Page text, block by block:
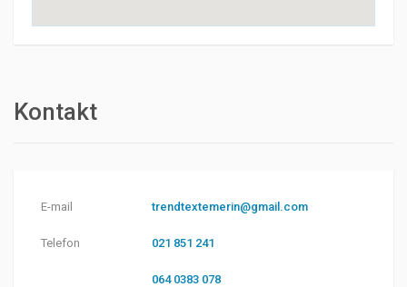
Kontakt
E-mail trendtextemerin@gmail.com
Telefon 021 851 241
064 0383 078